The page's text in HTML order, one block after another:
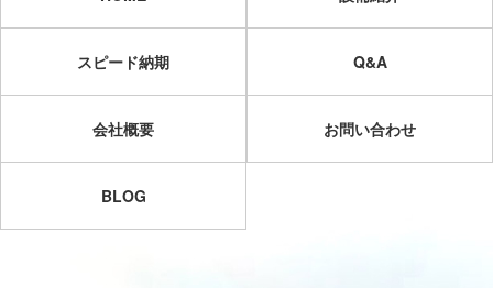
スピード納期 Q&A
会社概要 お問い合わせ
BLOG